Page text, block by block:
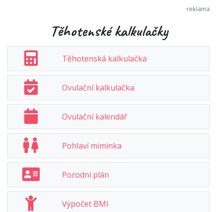
Těhotenské kalkulačky
Těhotenská kalkulačka
Ovulační kalkulačka
Ovulační kalendář
Pohlaví miminka
Porodní plán
Výpočet BMI